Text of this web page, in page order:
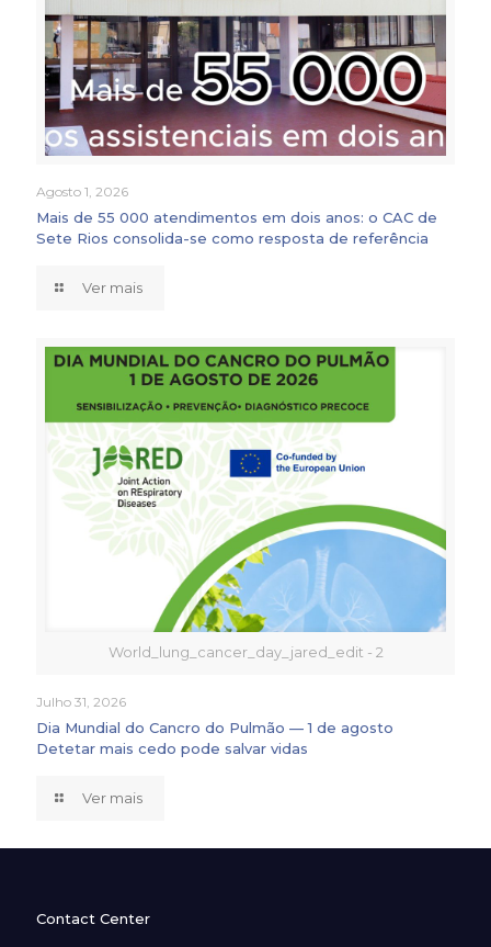
Agosto 1, 2026
Mais de 55 000 atendimentos em dois anos: o CAC de
Sete Rios consolida-se como resposta de referência
Ver mais
World_lung_cancer_day_jared_edit - 2
Julho 31, 2026
Dia Mundial do Cancro do Pulmão — 1 de agosto
Detetar mais cedo pode salvar vidas
Ver mais
Contact Center